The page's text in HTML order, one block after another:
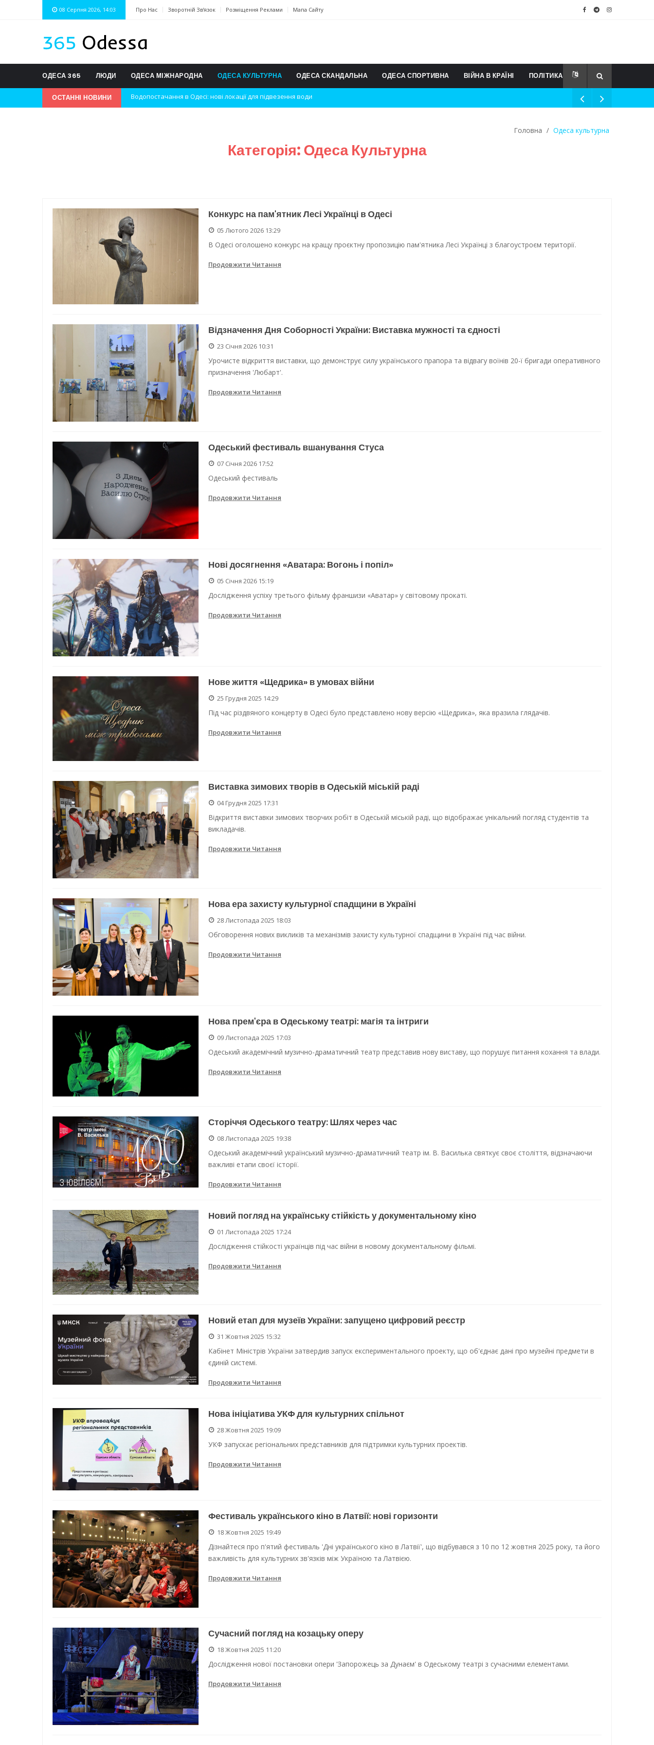
08 Серпня 2026, 14:03 Про Нас Зворотній Зв'язок Розміщення Реклами Мапа Сайту
ОДЕСА 365 ЛЮДИ ОДЕСА МІЖНАРОДНА ОДЕСА КУЛЬТУРНА ОДЕСА СКАНДАЛЬНА ОДЕСА СПОРТИВНА ВІЙНА В КРАЇНІ ПОЛІТИКА
ОСТАННІ НОВИНИ Нічна атака на Одесу: наслідки вибухів
Успіхи одеситів на європейському чемпіонаті з карате
Нічна атака на Одесу: наслідки обстрілу
Енергетична підтримка для Одеси
Водопостачання в Одесі: нові локації для підвезення води
Головна / Одеса культурна
Категорія:Одеса Культурна
Конкурс на пам'ятник Лесі Українці в Одесі
05 Лютого 2026 13:29
В Одесі оголошено конкурс на кращу проєктну пропозицію пам'ятника Лесі Українці з благоустроєм території.
Продовжити Читання
Відзначення Дня Соборності України: Виставка мужності та єдності
23 Січня 2026 10:31
Урочисте відкриття виставки, що демонструє силу українського прапора та відвагу воїнів 20-ї бригади оперативного
призначення 'Любарт'.
Продовжити Читання
Одеський фестиваль вшанування Стуса
07 Січня 2026 17:52
Одеський фестиваль
Продовжити Читання
Нові досягнення «Аватара: Вогонь і попіл»
05 Січня 2026 15:19
Дослідження успіху третього фільму франшизи «Аватар» у світовому прокаті.
Продовжити Читання
Нове життя «Щедрика» в умовах війни
25 Грудня 2025 14:29
Під час різдвяного концерту в Одесі було представлено нову версію «Щедрика», яка вразила глядачів.
Продовжити Читання
Виставка зимових творів в Одеській міській раді
04 Грудня 2025 17:31
Відкриття виставки зимових творчих робіт в Одеській міській раді, що відображає унікальний погляд студентів та
викладачів.
Продовжити Читання
Нова ера захисту культурної спадщини в Україні
28 Листопада 2025 18:03
Обговорення нових викликів та механізмів захисту культурної спадщини в Україні під час війни.
Продовжити Читання
Нова прем'єра в Одеському театрі: магія та інтриги
09 Листопада 2025 17:03
Одеський академічний музично-драматичний театр представив нову виставу, що порушує питання кохання та влади.
Продовжити Читання
Сторіччя Одеського театру: Шлях через час
08 Листопада 2025 19:38
Одеський академічний український музично-драматичний театр ім. В. Василька святкує своє століття, відзначаючи
важливі етапи своєї історії.
Продовжити Читання
Новий погляд на українську стійкість у документальному кіно
01 Листопада 2025 17:24
Дослідження стійкості українців під час війни в новому документальному фільмі.
Продовжити Читання
Новий етап для музеїв України: запущено цифровий реєстр
31 Жовтня 2025 15:32
Кабінет Міністрів України затвердив запуск експериментального проекту, що об'єднає дані про музейні предмети в
єдиній системі.
Продовжити Читання
Нова ініціатива УКФ для культурних спільнот
28 Жовтня 2025 19:09
УКФ запускає регіональних представників для підтримки культурних проектів.
Продовжити Читання
Фестиваль українського кіно в Латвії: нові горизонти
18 Жовтня 2025 19:49
Дізнайтеся про п'ятий фестиваль 'Дні українського кіно в Латвії', що відбувався з 10 по 12 жовтня 2025 року, та його
важливість для культурних зв'язків між Україною та Латвією.
Продовжити Читання
Сучасний погляд на козацьку оперу
18 Жовтня 2025 11:20
Дослідження нової постановки опери 'Запорожець за Дунаєм' в Одеському театрі з сучасними елементами.
Продовжити Читання